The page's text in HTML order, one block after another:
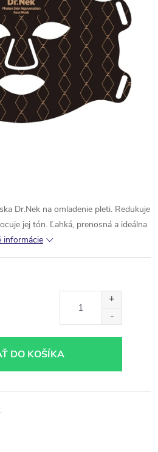
Dr.Nek na omladenie pleti. Redukuje
jej tón. Ľahká, prenosná a ideálna
informácie
DO KOŠÍKA